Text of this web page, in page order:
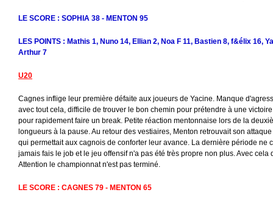
LE SCORE : SOPHIA 38 - MENTON 95
LES POINTS : Mathis 1, Nuno 14, Ellian 2, Noa F 11, Bastien 8, f&élix 16,
Arthur 7
U20
Cagnes inflige leur première défaite aux joueurs de Yacine. Manque
avec tout cela, difficile de trouver le bon chemin pour prétendre à une
pour rapidement faire un break. Petite réaction mentonnaise lors de la
longueurs à la pause. Au retour des vestiaires, Menton retrouvait son
qui permettait aux cagnois de conforter leur avance. La dernière période ne
jamais fais le job et le jeu offensif n'a pas été très propre non plus. Avec cela
Attention le championnat n'est pas terminé.
LE SCORE : CAGNES 79 - MENTON 65